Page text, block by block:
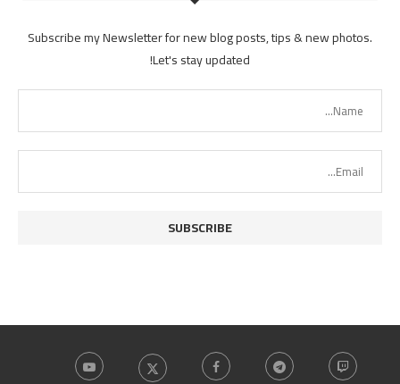
Subscribe my Newsletter for new blog posts, tips & new photos.
Let's stay updated!